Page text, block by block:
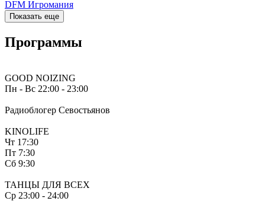
DFM Игромания
Показать еще
Программы
GOOD NOIZING
Пн - Вс 22:00 - 23:00
Радиоблогер Севостьянов
KINOLIFE
Чт 17:30
Пт 7:30
Сб 9:30
ТАНЦЫ ДЛЯ ВСЕХ
Ср 23:00 - 24:00